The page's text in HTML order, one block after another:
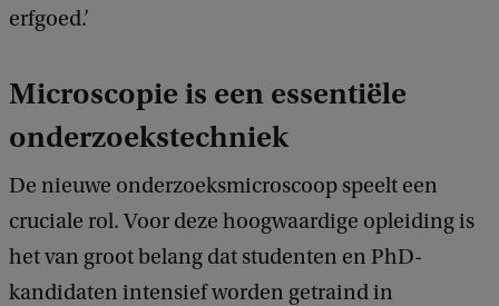
erfgoed.’
Microscopie is een essentiële
onderzoekstechniek
De nieuwe onderzoeksmicroscoop speelt een
cruciale rol. Voor deze hoogwaardige opleiding is
het van groot belang dat studenten en PhD-
kandidaten intensief worden getraind in